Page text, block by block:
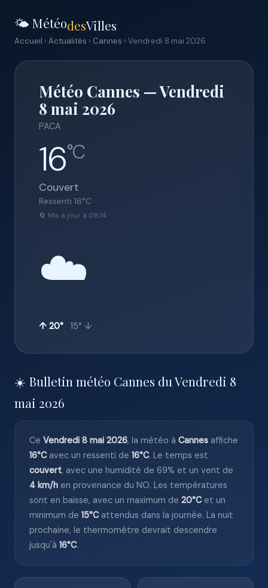
🌤️ MétéodesVilles
Accueil › Actualités › Cannes › Vendredi 8 mai 2026
Météo Cannes — Vendredi
8 mai 2026
PACA
16°C
Couvert
Ressenti 16°C
🔄 Mis à jour à 08:14
☁️
↑ 20° 15° ↓
☀️ Bulletin météo Cannes du Vendredi 8
mai 2026
Ce Vendredi 8 mai 2026, la météo à Cannes affiche
16°Cavec un ressenti de 16°C. Le temps est
couvert, avec une humidité de 69% et un vent de
4 km/h en provenance du NO. Les températures
sont en baisse, avec un maximum de 20°Cet un
minimum de 15°Cattendus dans la journée. La nuit
prochaine, le thermomètre devrait descendre
jusqu'à 16°C.